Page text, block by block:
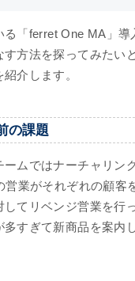
る「ferret One MA」導
す方法を探ってみたい
介します。
の課題
ームではナーチャリン
営業がそれぞれの顧客
てリベンジ営業を行
多すぎて新商品を案内